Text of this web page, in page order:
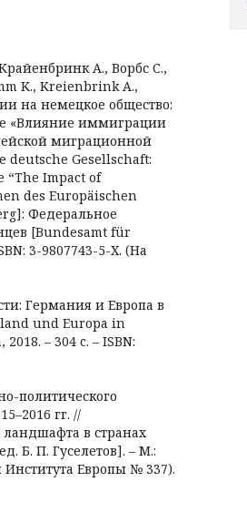
А., Ворбс С.,
K., Kreienbrink A.,
на немецкое общество:
«Влияние иммиграции
миграционной
deutsche Gesellschaft:
Impact of
des Europäischen
Федеральное
[Bundesamt für
3-9807743-5-X. (На
Германия и Европа в
und Europa in
– 304 c. – ISBN:
политического
гг. //
в странах
Б. П. Гуселетов]. – М.:
Европы № 337).